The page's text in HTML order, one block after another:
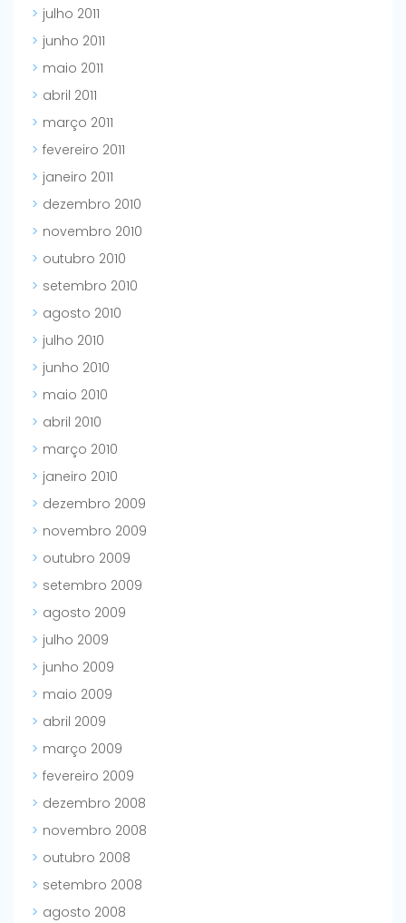
julho 2011
junho 2011
maio 2011
abril 2011
março 2011
fevereiro 2011
janeiro 2011
dezembro 2010
novembro 2010
outubro 2010
setembro 2010
agosto 2010
julho 2010
junho 2010
maio 2010
abril 2010
março 2010
janeiro 2010
dezembro 2009
novembro 2009
outubro 2009
setembro 2009
agosto 2009
julho 2009
junho 2009
maio 2009
abril 2009
março 2009
fevereiro 2009
dezembro 2008
novembro 2008
outubro 2008
setembro 2008
agosto 2008